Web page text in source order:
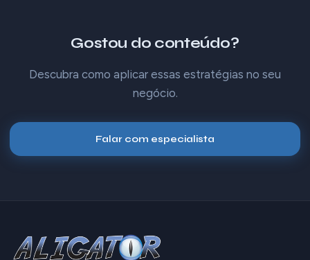
Gostou do conteúdo?
Descubra como aplicar essas estratégias no seu
negócio.
Falar com especialista